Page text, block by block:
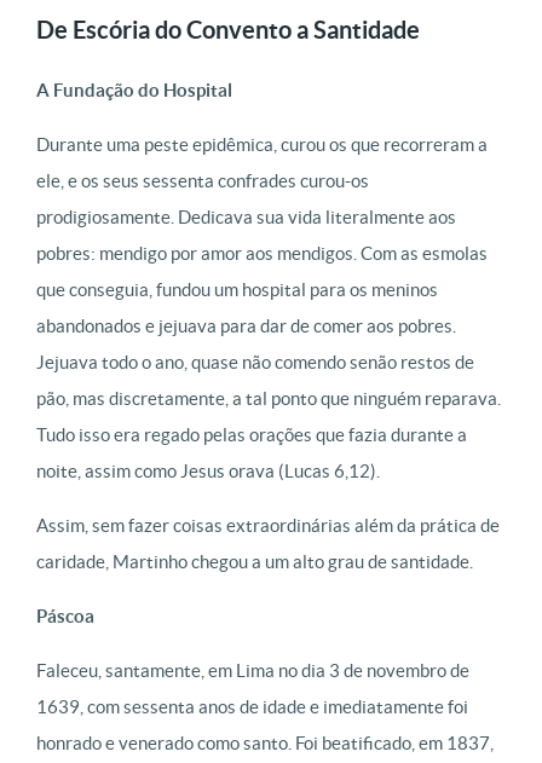
De Escória do Convento a Santidade
A Fundação do Hospital
Durante uma peste epidêmica, curou os que recorreram a
ele, e os seus sessenta confrades curou-os
prodigiosamente. Dedicava sua vida literalmente aos
pobres: mendigo por amor aos mendigos. Com as esmolas
que conseguia, fundou um hospital para os meninos
abandonados e jejuava para dar de comer aos pobres.
Jejuava todo o ano, quase não comendo senão restos de
pão, mas discretamente, a tal ponto que ninguém reparava.
Tudo isso era regado pelas orações que fazia durante a
noite, assim como Jesus orava (Lucas 6,12).
Assim, sem fazer coisas extraordinárias além da prática de
caridade, Martinho chegou a um alto grau de santidade.
Páscoa
Faleceu, santamente, em Lima no dia 3 de novembro de
1639, com sessenta anos de idade e imediatamente foi
honrado e venerado como santo. Foi beatificado, em 1837,